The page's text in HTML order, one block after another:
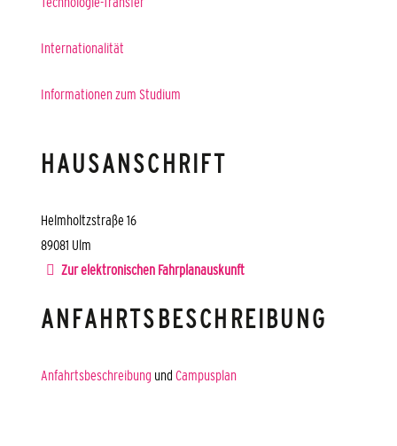
Internationalität
Informationen zum Studium
HAUSANSCHRIFT
Helmholtzstraße 16
89081 Ulm
Zur elektronischen Fahrplanauskunft
ANFAHRTSBESCHREIBUNG
Anfahrtsbeschreibung und Campusplan